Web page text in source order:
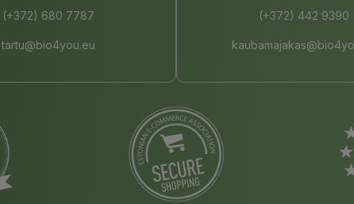
(+372) 680 7787
tartu@bio4you.eu
(+372) 442 9390